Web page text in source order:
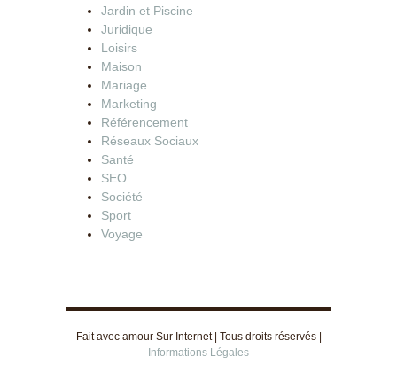
Jardin et Piscine
Juridique
Loisirs
Maison
Mariage
Marketing
Référencement
Réseaux Sociaux
Santé
SEO
Société
Sport
Voyage
Fait avec amour Sur Internet | Tous droits réservés |
Informations Légales